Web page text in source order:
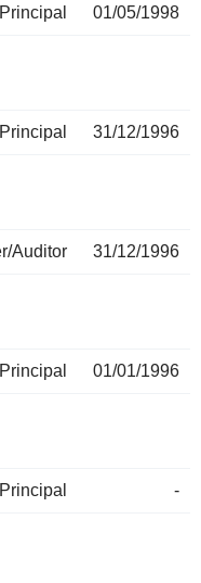
01/05/1998
31/12/1996
Auditor 31/12/1996
01/01/1996
-